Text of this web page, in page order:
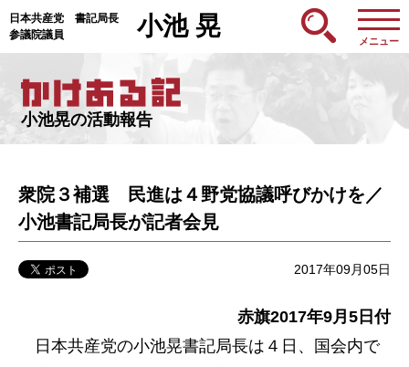
日本共産党 書記局長
参議院議員
小池 晃
メニュー
小池晃の活動報告
衆院３補選 民進は４野党協議呼びかけを／
小池書記局長が記者会見
2017年09月05日
赤旗2017年9月5日付
日本共産党の小池晃書記局長は４日、国会内で